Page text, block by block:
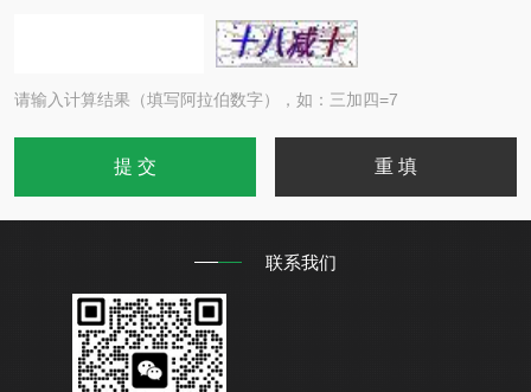
请输入计算结果（填写阿拉伯数字），如：三加四=7
联系我们